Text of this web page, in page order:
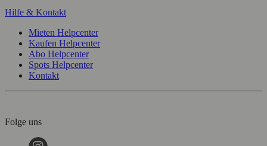
Hilfe & Kontakt
Mieten Helpcenter
Kaufen Helpcenter
Abo Helpcenter
Spots Helpcenter
Kontakt
Folge uns